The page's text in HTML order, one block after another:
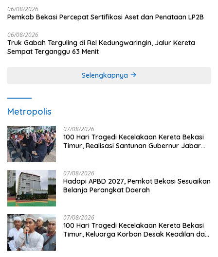
06/08/2026
Pemkab Bekasi Percepat Sertifikasi Aset dan Penataan LP2B
06/08/2026
Truk Gabah Terguling di Rel Kedungwaringin, Jalur Kereta
Sempat Terganggu 63 Menit
Selengkapnya
Metropolis
07/08/2026
100 Hari Tragedi Kecelakaan Kereta Bekasi
Timur, Realisasi Santunan Gubernur Jabar
07/08/2026
Hadapi APBD 2027, Pemkot Bekasi Sesuaikan
Belanja Perangkat Daerah
07/08/2026
100 Hari Tragedi Kecelakaan Kereta Bekasi
Timur, Keluarga Korban Desak Keadilan dan